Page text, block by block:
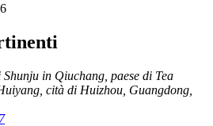
in Qiuchang, paese di Tea
cità di Huizhou, Guangdong,